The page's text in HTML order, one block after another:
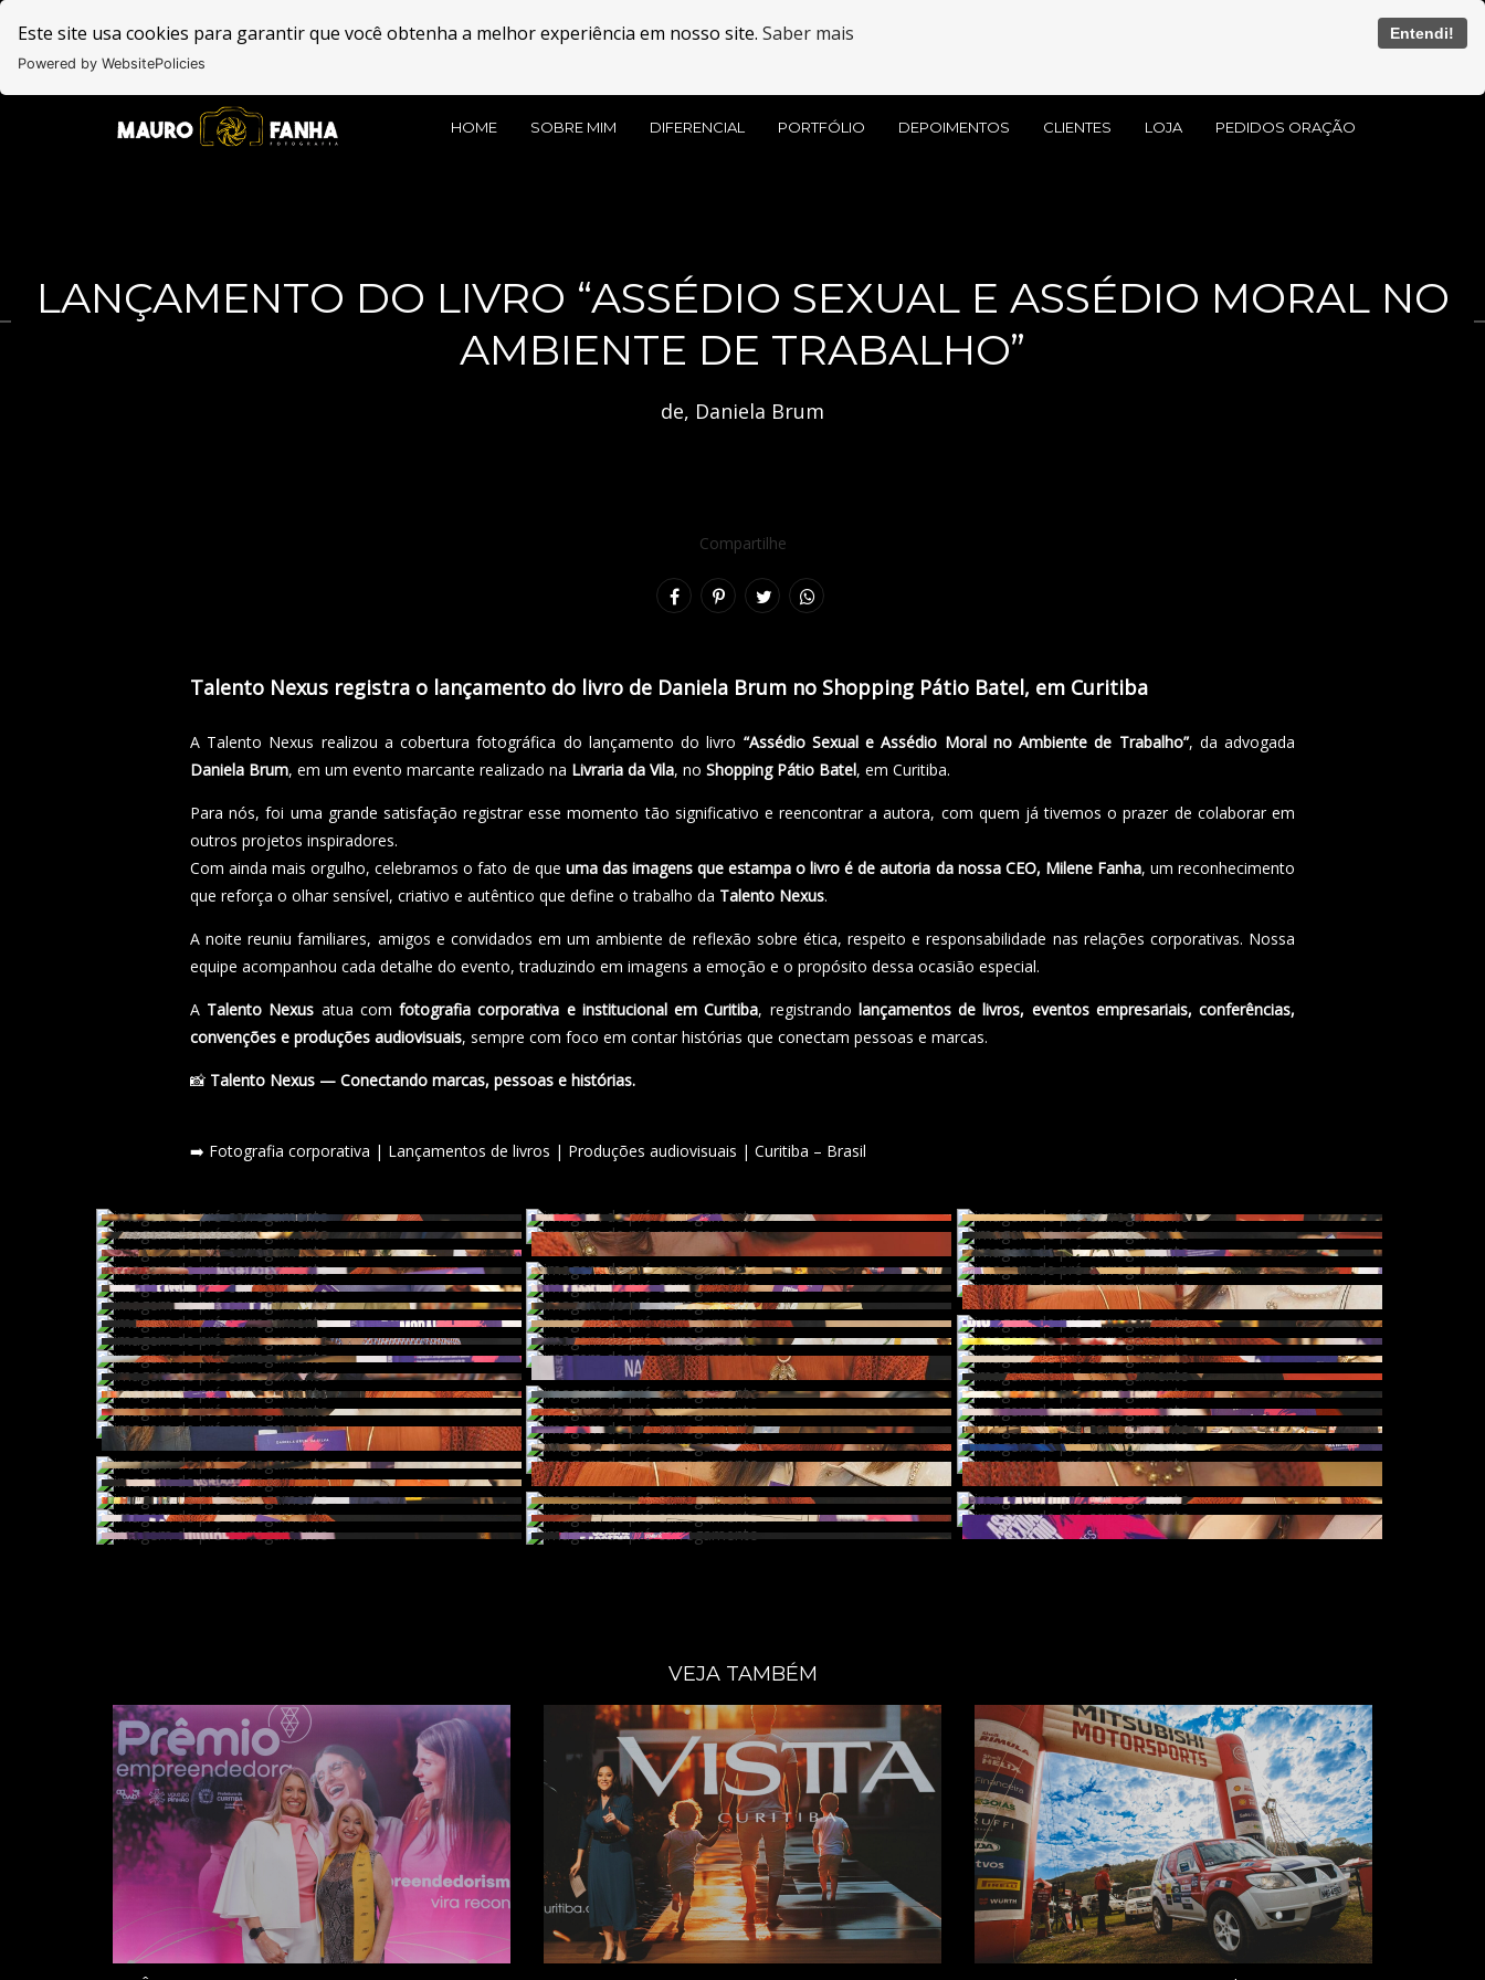
Este site usa cookies para garantir que você obtenha a melhor experiência em nosso site. Saber mais Entendi!
Powered by WebsitePolicies
HOME SOBRE MIM DIFERENCIAL PORTFÓLIO DEPOIMENTOS CLIENTES LOJA PEDIDOS ORAÇÃO
LANÇAMENTO DO LIVRO “ASSÉDIO SEXUAL E ASSÉDIO MORAL NO
AMBIENTE DE TRABALHO”
de, Daniela Brum
Compartilhe
Talento Nexus registra o lançamento do livro de Daniela Brum no Shopping Pátio Batel, em Curitiba
A Talento Nexus realizou a cobertura fotográfica do lançamento do livro “Assédio Sexual e Assédio Moral no Ambiente de Trabalho”, da advogada
Daniela Brum, em um evento marcante realizado na Livraria da Vila, no Shopping Pátio Batel, em Curitiba.
Para nós, foi uma grande satisfação registrar esse momento tão significativo e reencontrar a autora, com quem já tivemos o prazer de colaborar em
outros projetos inspiradores.
Com ainda mais orgulho, celebramos o fato de que uma das imagens que estampa o livro é de autoria da nossa CEO, Milene Fanha, um reconhecimento
que reforça o olhar sensível, criativo e autêntico que define o trabalho da Talento Nexus.
A noite reuniu familiares, amigos e convidados em um ambiente de reflexão sobre ética, respeito e responsabilidade nas relações corporativas. Nossa
equipe acompanhou cada detalhe do evento, traduzindo em imagens a emoção e o propósito dessa ocasião especial.
A Talento Nexus atua comfotografia corporativa e institucional em Curitiba, registrando lançamentos de livros, eventos empresariais, conferências,
convenções e produções audiovisuais, sempre com foco em contar histórias que conectam pessoas e marcas.
📸 Talento Nexus — Conectando marcas, pessoas e histórias.
➡️ Fotografia corporativa | Lançamentos de livros | Produções audiovisuais | Curitiba – Brasil
VEJA TAMBÉM